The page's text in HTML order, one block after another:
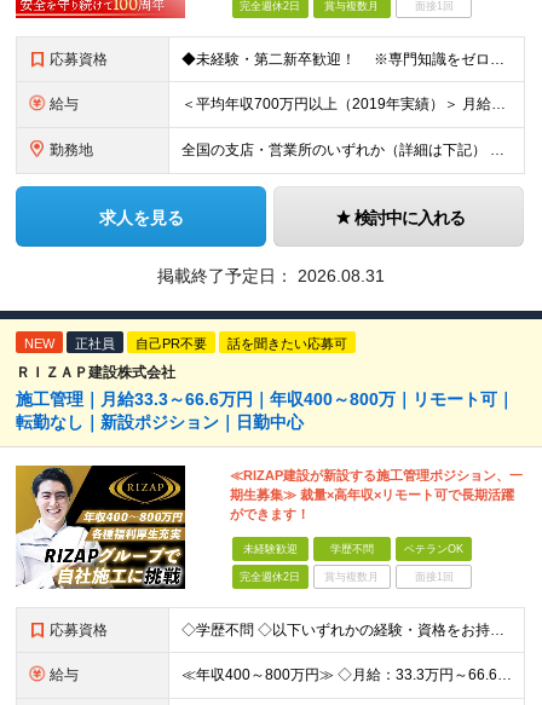
完全週休2日 賞与複数月 面接1回
応募資格 ◆未経験・第二新卒歓迎！ ※専門知識をゼロから習得できる研修制度があります！ ◆学歴不問
給与 ＜平均年収700万円以上（2019年実績）＞ 月給21万1000円以上＋賞与年2回 ※上記は基本給です。別途、各種手当を支給いたします ※経験・能力を考慮の上、当社規程により優遇いたします ※試用
勤務地 全国の支店・営業所のいずれか（詳細は下記） ※入社直後はお住まいから通える範囲の支店・営業所に配属 （入社直後の転勤はありません） ※U・Iターン歓迎（社宅・独身寮完備） ＜北海道・東北エリア＞
求人を見る 検討中に入れる
掲載終了予定日： 2026.08.31
NEW 正社員 自己PR不要 話を聞きたい応募可
ＲＩＺＡＰ建設株式会社
施工管理｜月給33.3～66.6万円｜年収400～800万｜リモート可｜
転勤なし｜新設ポジション｜日勤中心
≪RIZAP建設が新設する施工管理ポジション、一
期生募集≫ 裁量×高年収×リモート可で長期活躍
ができます！
未経験歓迎 学歴不問 ベテランOK
完全週休2日 賞与複数月 面接1回
応募資格 ◇学歴不問 ◇以下いずれかの経験・資格をお持ちの方 ≪対象経験≫ ・店舗内装工事（フィットネス・飲食・物販など）の施工管理経験 ・電気/空調/給排水工事いずれかの施工管理経験（1年以上目安） ・職長
給与 ≪年収400～800万円≫ ◇月給：33.3万円～66.6万円 ◇残業代別途支給 ◇昇給年2回（実力次第でスピード昇給可能） スキル・経験に応じた評価制度 ￣￣￣￣￣￣￣￣￣￣￣￣￣ 新設チームのた